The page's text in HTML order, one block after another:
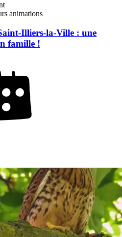
animations
Illiers-la-Ville : une
famille !